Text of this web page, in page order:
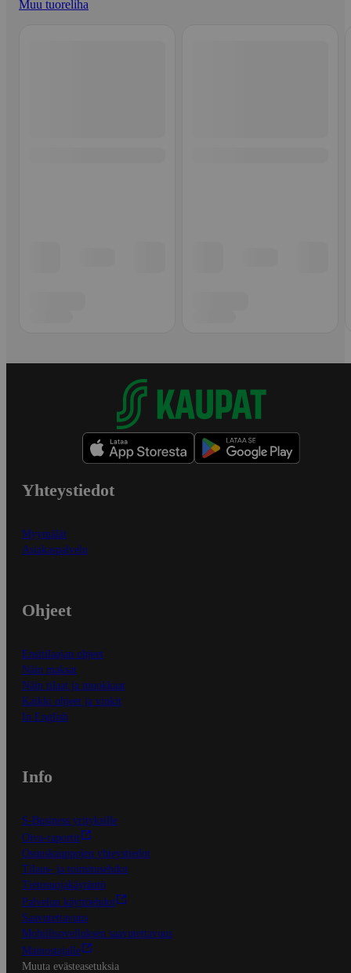
Muu tuoreliha
Yhteystiedot
Myymälät
Asiakaspalvelu
Ohjeet
Ensitilaajan ohjeet
Näin maksat
Näin tilaat ja muokkaat
Kaikki ohjeet ja vinkit
In English
Info
S-Business yrityksille
Oiva-raportit
Osuuskauppojen yhteystiedot
Tilaus- ja toimitusehdot
Tietosuojakäytäntö
Palvelun käyttöehdot
Saavutettavuus
Mobiilisovelluksen saavutettavuus
Mainostajalle
Muuta evästeasetuksia